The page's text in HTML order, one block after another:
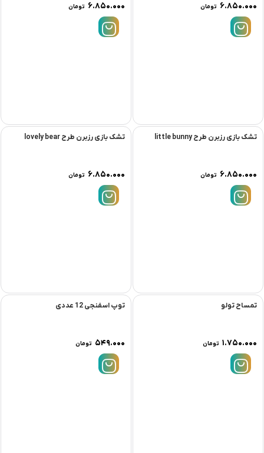
۶.۸۵۰.۰۰۰ تومان ۶.۸۵۰.۰۰۰ تومان
تشک بازی رزبرن طرح little bunny
۶.۸۵۰.۰۰۰ تومان
تشک بازی رزبرن طرح lovely bear
۶.۸۵۰.۰۰۰ تومان
تمساح تولو
۱.۷۵۰.۰۰۰ تومان
توپ اسفنجی 12 عددی
۵۴۹.۰۰۰ تومان